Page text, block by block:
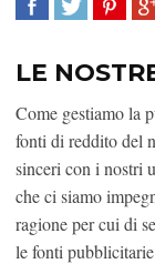
LE
Come gestiamo la
fonti di reddito del
sinceri con i nostri
che ci siamo
ragione per cui di
le fonti